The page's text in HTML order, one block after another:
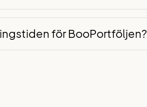
för BooPortföljen?